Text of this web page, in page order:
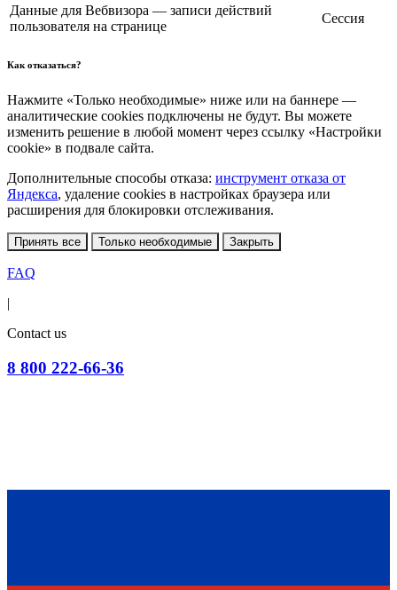
Данные для Вебвизора — записи действий
пользователя на странице
Сессия
Как отказаться?
Нажмите «Только необходимые» ниже или на баннере —
аналитические cookies подключены не будут. Вы можете
изменить решение в любой момент через ссылку «Настройки
cookie» в подвале сайта.
Дополнительные способы отказа: инструмент отказа от
Яндекса, удаление cookies в настройках браузера или
расширения для блокировки отслеживания.
Принять все Только необходимые Закрыть
FAQ
|
Contact us
8 800 222-66-36